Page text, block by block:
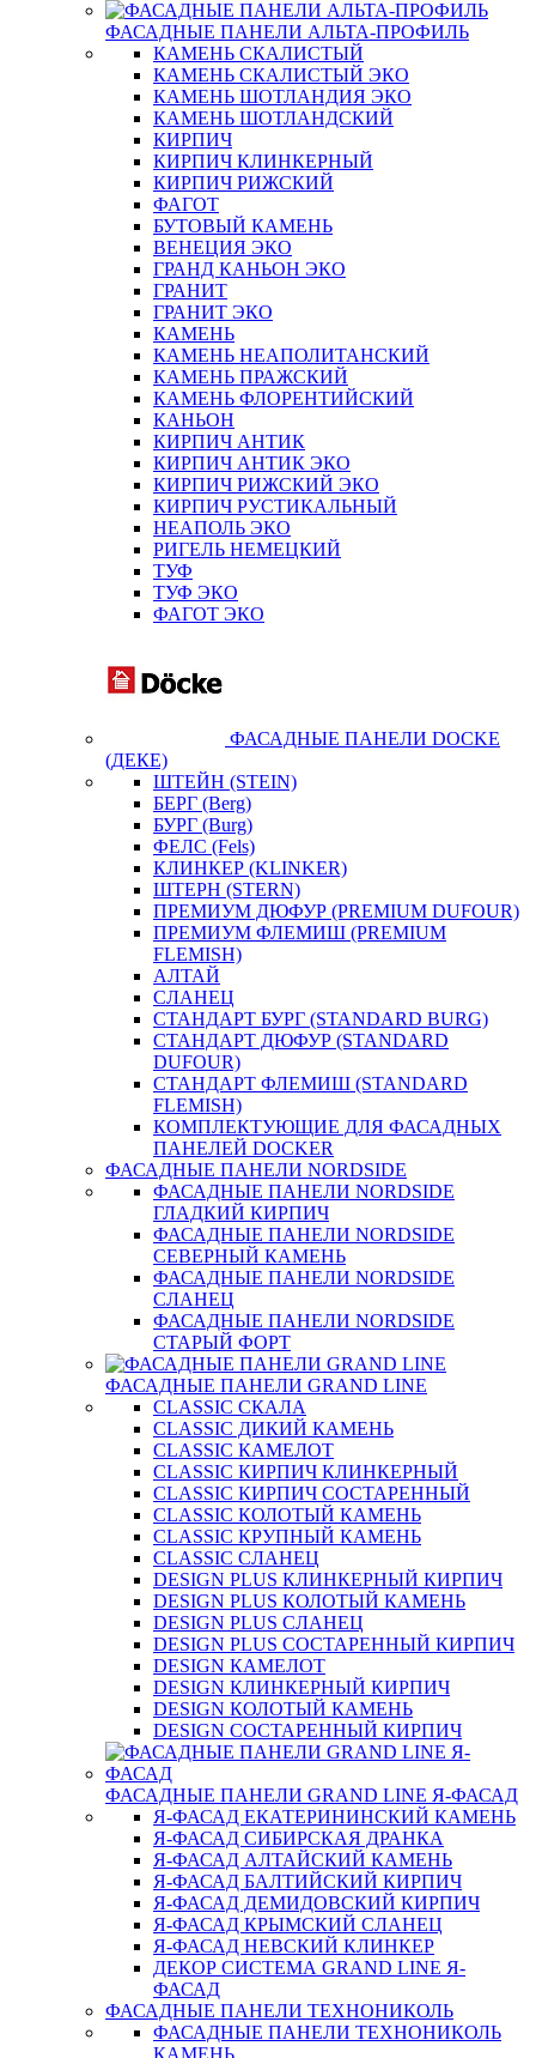
ФАСАДНЫЕ ПАНЕЛИ АЛЬТА-ПРОФИЛЬ
КАМЕНЬ СКАЛИСТЫЙ
КАМЕНЬ СКАЛИСТЫЙ ЭКО
КАМЕНЬ ШОТЛАНДИЯ ЭКО
КАМЕНЬ ШОТЛАНДСКИЙ
КИРПИЧ
КИРПИЧ КЛИНКЕРНЫЙ
КИРПИЧ РИЖСКИЙ
ФАГОТ
БУТОВЫЙ КАМЕНЬ
ВЕНЕЦИЯ ЭКО
ГРАНД КАНЬОН ЭКО
ГРАНИТ
ГРАНИТ ЭКО
КАМЕНЬ
КАМЕНЬ НЕАПОЛИТАНСКИЙ
КАМЕНЬ ПРАЖСКИЙ
КАМЕНЬ ФЛОРЕНТИЙСКИЙ
КАНЬОН
КИРПИЧ АНТИК
КИРПИЧ АНТИК ЭКО
КИРПИЧ РИЖСКИЙ ЭКО
КИРПИЧ РУСТИКАЛЬНЫЙ
НЕАПОЛЬ ЭКО
РИГЕЛЬ НЕМЕЦКИЙ
ТУФ
ТУФ ЭКО
ФАГОТ ЭКО
ФАСАДНЫЕ ПАНЕЛИ DOCKE
(ДЕКЕ)
ШТЕЙН (STEIN)
БЕРГ (Berg)
БУРГ (Burg)
ФЕЛС (Fels)
КЛИНКЕР (KLINKER)
ШТЕРН (STERN)
ПРЕМИУМ ДЮФУР (PREMIUM DUFOUR)
ПРЕМИУМ ФЛЕМИШ (PREMIUM
FLEMISH)
АЛТАЙ
СЛАНЕЦ
СТАНДАРТ БУРГ (STANDARD BURG)
СТАНДАРТ ДЮФУР (STANDARD
DUFOUR)
СТАНДАРТ ФЛЕМИШ (STANDARD
FLEMISH)
КОМПЛЕКТУЮЩИЕ ДЛЯ ФАСАДНЫХ
ПАНЕЛЕЙ DOCKER
ФАСАДНЫЕ ПАНЕЛИ NORDSIDE
ФАСАДНЫЕ ПАНЕЛИ NORDSIDE
ГЛАДКИЙ КИРПИЧ
ФАСАДНЫЕ ПАНЕЛИ NORDSIDE
СЕВЕРНЫЙ КАМЕНЬ
ФАСАДНЫЕ ПАНЕЛИ NORDSIDE
СЛАНЕЦ
ФАСАДНЫЕ ПАНЕЛИ NORDSIDE
СТАРЫЙ ФОРТ
ФАСАДНЫЕ ПАНЕЛИ GRAND LINE
CLASSIC СКАЛА
CLASSIC ДИКИЙ КАМЕНЬ
CLASSIC КАМЕЛОТ
CLASSIC КИРПИЧ КЛИНКЕРНЫЙ
CLASSIC КИРПИЧ СОСТАРЕННЫЙ
CLASSIC КОЛОТЫЙ КАМЕНЬ
CLASSIC КРУПНЫЙ КАМЕНЬ
CLASSIC СЛАНЕЦ
DESIGN PLUS КЛИНКЕРНЫЙ КИРПИЧ
DESIGN PLUS КОЛОТЫЙ КАМЕНЬ
DESIGN PLUS СЛАНЕЦ
DESIGN PLUS СОСТАРЕННЫЙ КИРПИЧ
DESIGN КАМЕЛОТ
DESIGN КЛИНКЕРНЫЙ КИРПИЧ
DESIGN КОЛОТЫЙ КАМЕНЬ
DESIGN СОСТАРЕННЫЙ КИРПИЧ
ФАСАДНЫЕ ПАНЕЛИ GRAND LINE Я-ФАСАД
Я-ФАСАД ЕКАТЕРИНИНСКИЙ КАМЕНЬ
Я-ФАСАД СИБИРСКАЯ ДРАНКА
Я-ФАСАД АЛТАЙСКИЙ КАМЕНЬ
Я-ФАСАД БАЛТИЙСКИЙ КИРПИЧ
Я-ФАСАД ДЕМИДОВСКИЙ КИРПИЧ
Я-ФАСАД КРЫМСКИЙ СЛАНЕЦ
Я-ФАСАД НЕВСКИЙ КЛИНКЕР
ДЕКОР СИСТЕМА GRAND LINE Я-
ФАСАД
ФАСАДНЫЕ ПАНЕЛИ ТЕХНОНИКОЛЬ
ФАСАДНЫЕ ПАНЕЛИ ТЕХНОНИКОЛЬ
КАМЕНЬ